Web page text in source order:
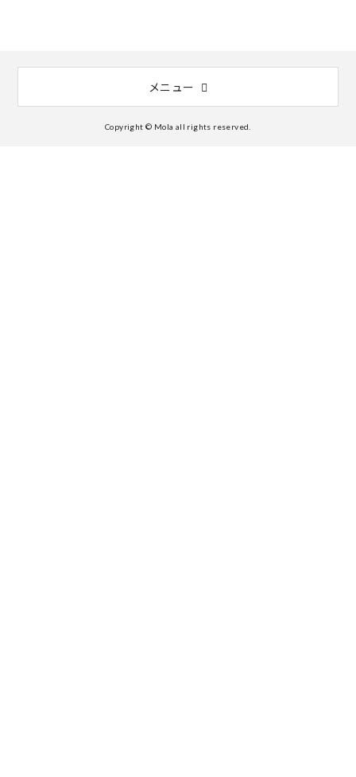
メニュー
Copyright © Mola all rights reserved.